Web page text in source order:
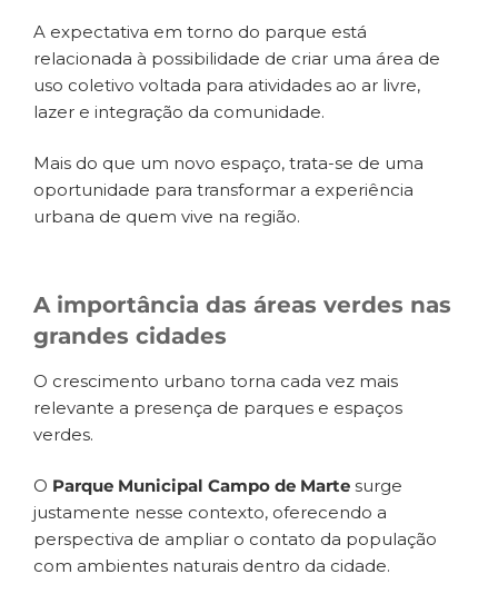
A expectativa em torno do parque está
relacionada à possibilidade de criar uma área de
uso coletivo voltada para atividades ao ar livre,
lazer e integração da comunidade.
Mais do que um novo espaço, trata-se de uma
oportunidade para transformar a experiência
urbana de quem vive na região.
A importância das áreas verdes nas
grandes cidades
O crescimento urbano torna cada vez mais
relevante a presença de parques e espaços
verdes.
O Parque Municipal Campo de Marte surge
justamente nesse contexto, oferecendo a
perspectiva de ampliar o contato da população
com ambientes naturais dentro da cidade.